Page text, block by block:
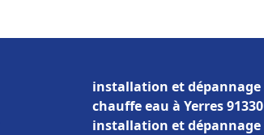
installation et dépannage
chauffe eau à Yerres 91330
installation et dépannage